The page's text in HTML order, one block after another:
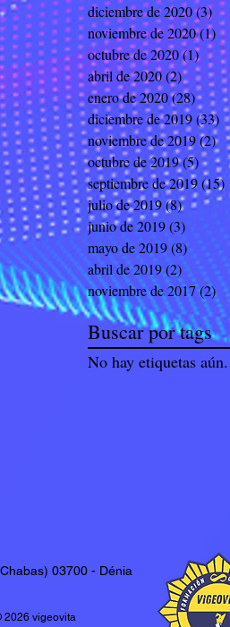
diciembre de 2020(3)3
noviembre de 2020(1)1
octubre de 2020(1)1
abril de 2020(2)2
enero de 2020(28)28
diciembre de 2019(33)
noviembre de 2019(2)2
octubre de 2019(5)5
septiembre de 2019(15)
julio de 2019(8)8
junio de 2019(3) 3
mayo de 2019(8)8
abril de 2019(2)2
noviembre de 2017(2)2
Buscar por tags
No hay etiquetas aún.
03700 - Dénia
2026 vigeovita